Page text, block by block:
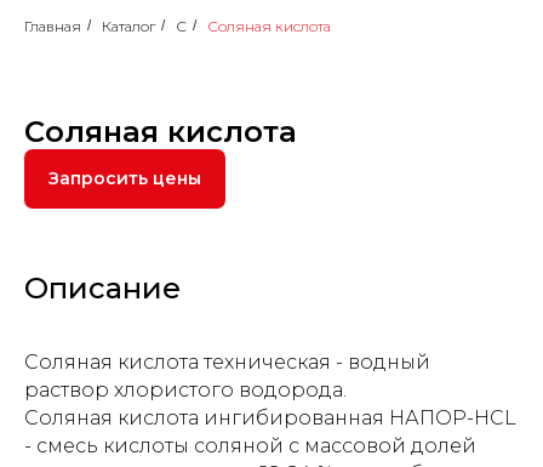
Главная / Каталог / С / Соляная кислота
Соляная кислота
Запросить цены
Описание
Соляная кислота техническая - водный
раствор хлористого водорода.
Соляная кислота ингибированная НАПОР-НСL
- смесь кислоты соляной с массовой долей